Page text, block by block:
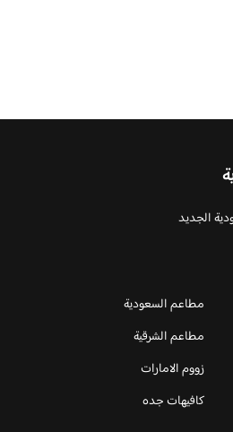
الجديد
مطاعم السعودية
مطاعم الشرقية
زووم الامارات
كافيهات جده